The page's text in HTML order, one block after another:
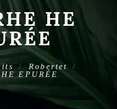
HE
Robertet
EPURÉE